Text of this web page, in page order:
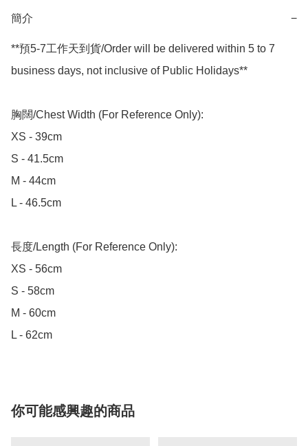
簡介 −
**預5-7工作天到貨/Order will be delivered within 5 to 7
business days, not inclusive of Public Holidays**
胸闊/Chest Width (For Reference Only):
XS - 39cm
S - 41.5cm
M - 44cm
L - 46.5cm
長度/Length (For Reference Only):
XS - 56cm
S - 58cm
M - 60cm
L - 62cm
你可能感興趣的商品